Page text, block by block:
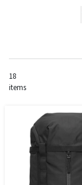
18
items